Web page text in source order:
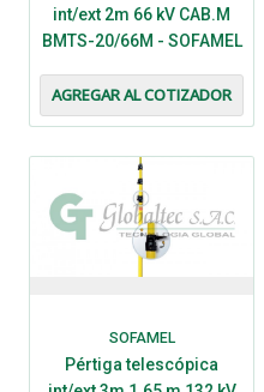
int/ext 2m 66 kV CAB.M
BMTS-20/66M - SOFAMEL
AGREGAR AL COTIZADOR
SOFAMEL
Pértiga telescópica